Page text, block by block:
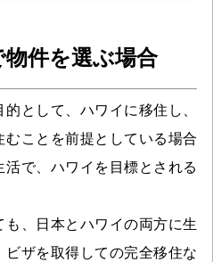
件を選ぶ場合
として、ハワイに移住し、
ことを前提としている場合
で、ハワイを目標とされる
、日本とハワイの両方に生
ザを取得しての完全移住な